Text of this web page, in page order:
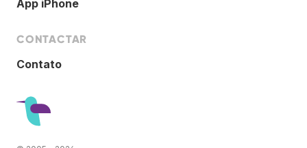
App iPhone
CONTACTAR
Contato